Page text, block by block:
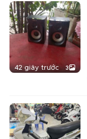
42 giây trước 3